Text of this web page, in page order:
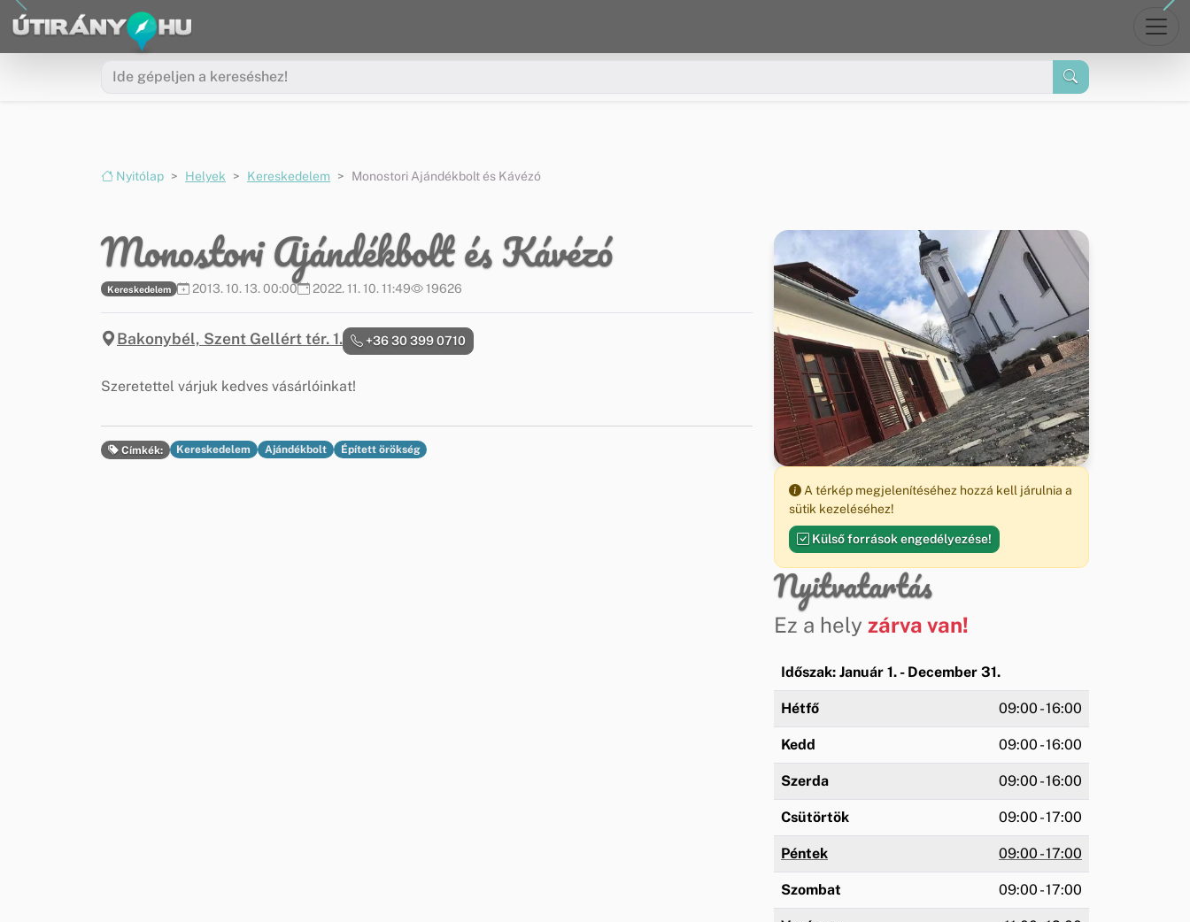
Ugrás a menüre
Ugrás a tartalomra
Nyitólap Helyek Kereskedelem Monostori Ajándékbolt és Kávézó
Monostori Ajándékbolt és Kávézó
Kereskedelem 2013. 10. 13. 00:00 2022. 11. 10. 11:49 19626
Bakonybél, Szent Gellért tér. 1. +36 30 399 0710
Szeretettel várjuk kedves vásárlóinkat!
Címkék: Kereskedelem Ajándékbolt Épített örökség
A térkép megjelenítéséhez hozzá kell járulnia a
sütik kezeléséhez!
Külső források engedélyezése!
Nyitvatartás
Ez a hely zárva van!
Időszak: Január 1. - December 31.
Hétfő 09:00 - 16:00
Kedd 09:00 - 16:00
Szerda 09:00 - 16:00
Csütörtök 09:00 - 17:00
Péntek 09:00 - 17:00
Szombat 09:00 - 17:00